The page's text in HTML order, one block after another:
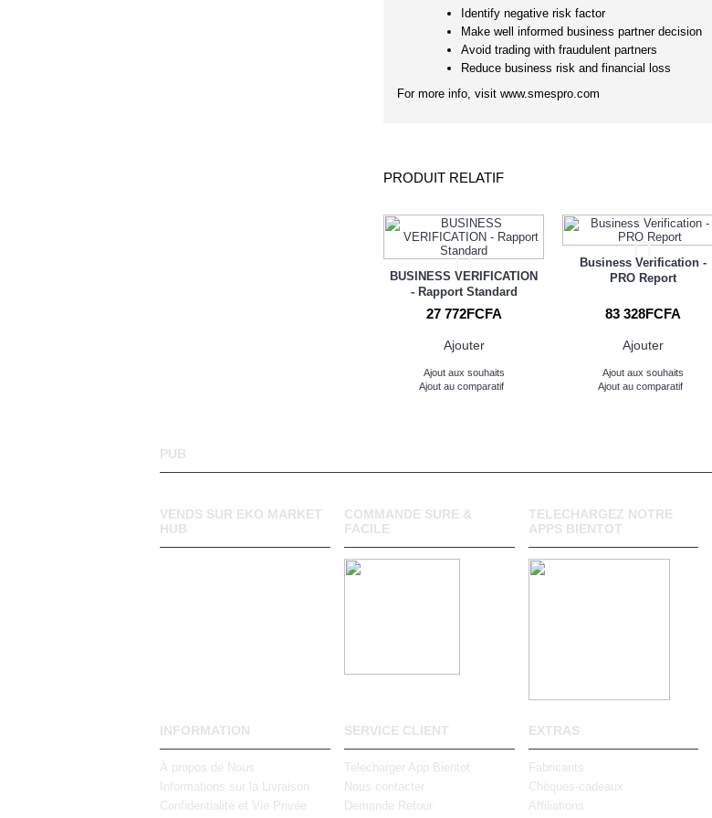
Identify negative risk factor
Make well informed business partner decision
Avoid trading with fraudulent partners
Reduce business risk and financial loss
For more info, visit www.smespro.com
PRODUIT RELATIF
BUSINESS VERIFICATION
- Rapport Standard
27 772FCFA
Ajouter
Ajout aux souhaits
Ajout au comparatif
Business Verification -
PRO Report
83 328FCFA
Ajouter
Ajout aux souhaits
Ajout au comparatif
PUB
VENDS SUR EKO MARKET
HUB
COMMANDE SURE &
FACILE
TELECHARGEZ NOTRE
APPS BIENTOT
INFORMATION
À propos de Nous
Informations sur la Livraison
Confidentialité et Vie Privée
SERVICE CLIENT
Telecharger App Bientot
Nous contacter
Demande Retour
EXTRAS
Fabricants
Chèques-cadeaux
Affiliations